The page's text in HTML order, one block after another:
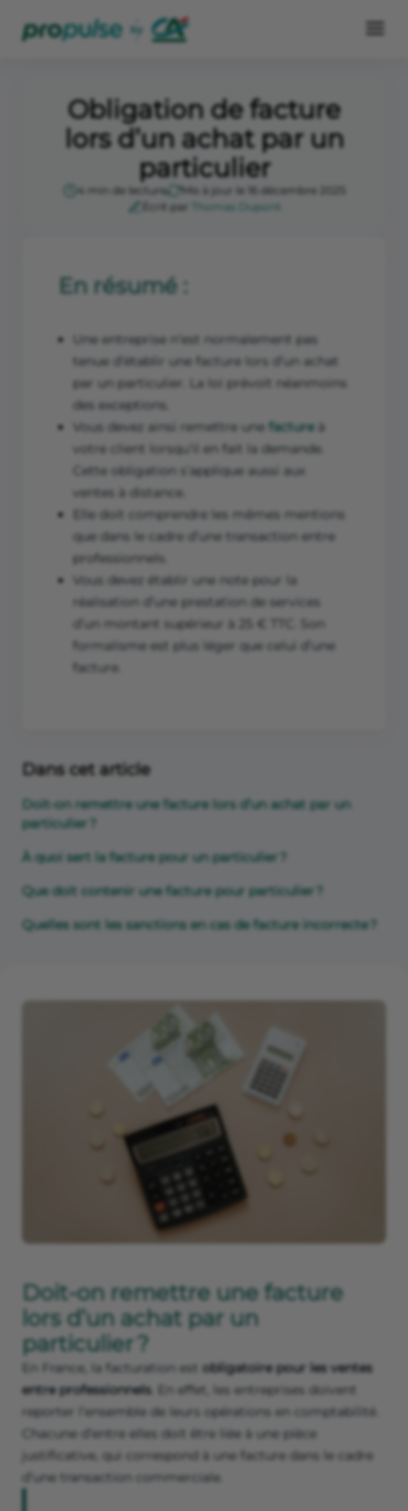
Obligation de facture
lors d’un achat par un
particulier
4 min de lecture
Mis à jour le 16 décembre 2025
Écrit par
Thomas Dupont
En résumé :
Une entreprise n’est normalement pas
tenue d’établir une facture lors d’un achat
par un particulier. La loi prévoit néanmoins
des exceptions.
Vous devez ainsi remettre une factureà
votre client lorsqu’il en fait la demande.
Cette obligation s’applique aussi aux
ventes à distance.
Elle doit comprendre les mêmes mentions
que dans le cadre d’une transaction entre
professionnels.
Vous devez établir une note pour la
réalisation d’une prestation de services
d’un montant supérieur à 25 € TTC. Son
formalisme est plus léger que celui d’une
facture.
Dans cet article
Doit-on remettre une facture lors d’un achat par un
particulier ?
À quoi sert la facture pour un particulier ?
Que doit contenir une facture pour particulier ?
Quelles sont les sanctions en cas de facture incorrecte ?
Doit-on remettre une facture
lors d’un achat par un
particulier ?
En France, la facturation est obligatoire pour les ventes
entre professionnels. En effet, les entreprises doivent
reporter l’ensemble de leurs opérations en comptabilité.
Chacune d’entre elles doit être liée à une pièce
justificative, qui correspond à une facture dans le cadre
d’une transaction commerciale.